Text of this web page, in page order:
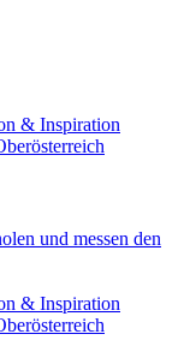
& Inspiration
und messen den
& Inspiration